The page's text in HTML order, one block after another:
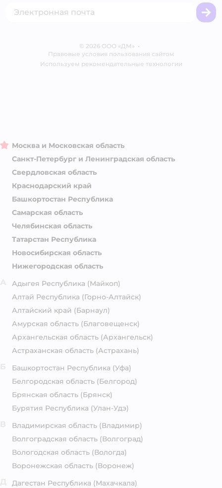
Блог
Корм для собак
© 2026 ООО «ДМ» •
Правовые условия пользования сайтом
Используем рекомендательные технологии
Москва и Московская область
Санкт-Петербург и Ленинградская область
Свердловская область
Краснодарский край
Башкортостан Республика
Самарская область
Челябинская область
Татарстан Республика
Новосибирская область
Нижегородская область
Адыгея Республика (Майкоп)
Алтай Республика (Горно-Алтайск)
Алтайский край (Барнаул)
Амурская область (Благовещенск)
Архангельская область (Архангельск)
Астраханская область (Астрахань)
Башкортостан Республика (Уфа)
Белгородская область (Белгород)
Брянская область (Брянск)
Бурятия Республика (Улан-Удэ)
Владимирская область (Владимир)
Волгоградская область (Волгоград)
Вологодская область (Вологда)
Воронежская область (Воронеж)
Дагестан Республика (Махачкала)